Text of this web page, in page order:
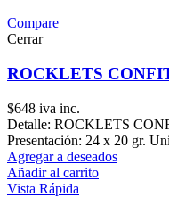
Compare
Cerrar
ROCKLETS
$648 iva inc.
Detalle: ROCKLETS
Presentación: 24 x 20 gr.
Agregar a deseados
Añadir al carrito
Vista Rápida